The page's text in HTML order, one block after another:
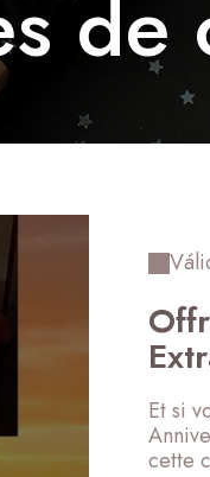
de
Et si
cette